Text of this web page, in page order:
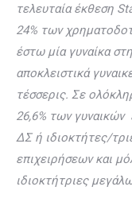
τελευταία έκθεση
24% των
έστω μία γυναίκα
αποκλειστικά
τέσσερις. Σε
26,6% των γυναικών
ΔΣ ή ιδιοκτήτες/
επιχειρήσεων και
ιδιοκτήτριες